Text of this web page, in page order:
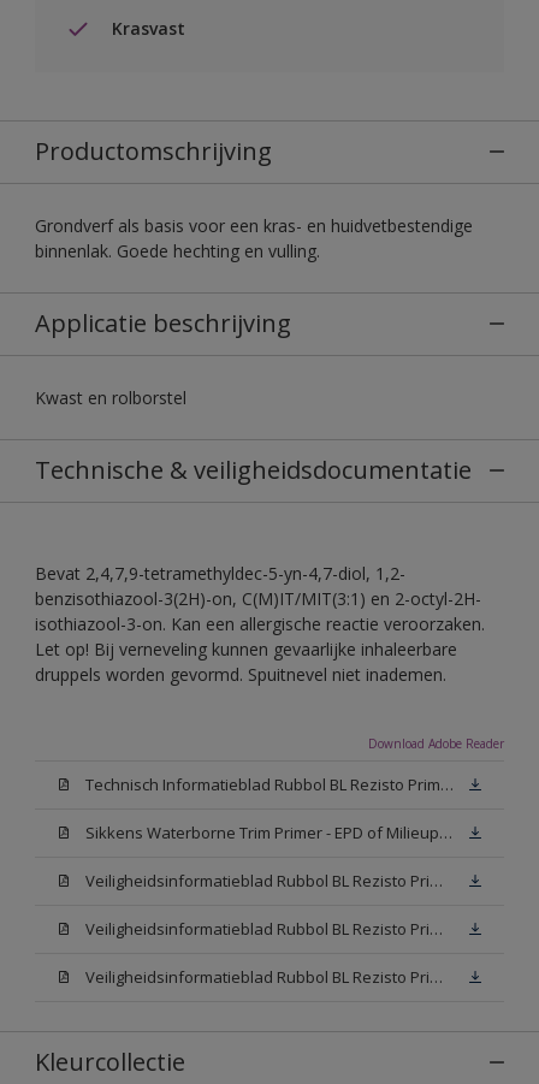
Krasvast
Productomschrijving
Grondverf als basis voor een kras- en huidvetbestendige
binnenlak. Goede hechting en vulling.
Applicatie beschrijving
Kwast en rolborstel
Technische & veiligheidsdocumentatie
Bevat 2,4,7,9-tetramethyldec-5-yn-4,7-diol, 1,2-
benzisothiazool-3(2H)-on, C(M)IT/MIT(3:1) en 2-octyl-2H-
isothiazool-3-on. Kan een allergische reactie veroorzaken.
Let op! Bij verneveling kunnen gevaarlijke inhaleerbare
druppels worden gevormd. Spuitnevel niet inademen.
Download Adobe Reader
Technisch Informatieblad Rubbol BL Rezisto Primer (New Livery) (PDF)
Sikkens Waterborne Trim Primer - EPD of Milieuproductverklaring
Veiligheidsinformatieblad Rubbol BL Rezisto Primer N00 (MSDS)
Veiligheidsinformatieblad Rubbol BL Rezisto Primer White (MSDS)
Veiligheidsinformatieblad Rubbol BL Rezisto Primer W05 (MSDS)
Kleurcollectie